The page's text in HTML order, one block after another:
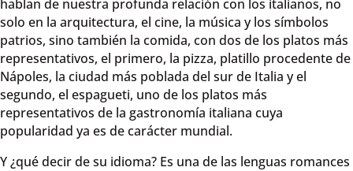
hablan de nuestra profunda relación con los italianos, no
solo en la arquitectura, el cine, la música y los símbolos
patrios, sino también la comida, con dos de los platos más
representativos, el primero, la pizza, platillo procedente de
Nápoles, la ciudad más poblada del sur de Italia y el
segundo, el espagueti, uno de los platos más
representativos de la gastronomía italiana cuya
popularidad ya es de carácter mundial.
Y ¿qué decir de su idioma? Es una de las lenguas romances